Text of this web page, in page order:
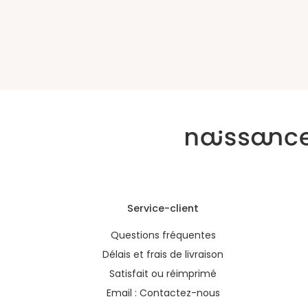
Service-client
Questions fréquentes
Délais et frais de livraison
Satisfait ou réimprimé
Email : Contactez-nous